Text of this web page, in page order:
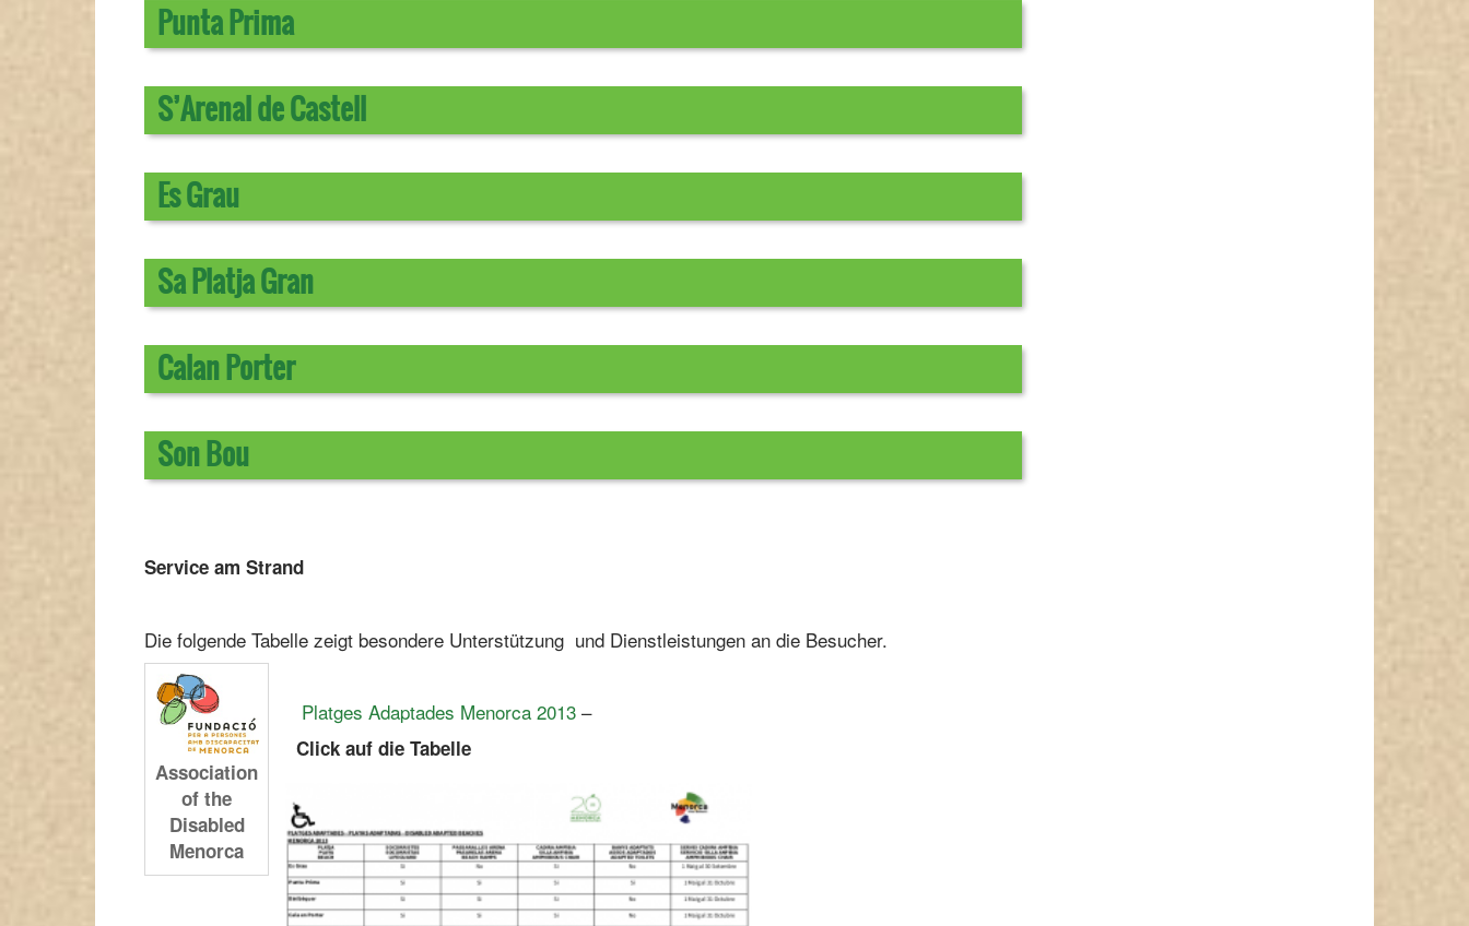
Punta Prima
S’Arenal de Castell
Es Grau
Sa Platja Gran
Calan Porter
Son Bou
Service am Strand
Die folgende Tabelle zeigt besondere Unterstützung und Dienstleistungen an die Besucher.
Association
of the
Disabled
Menorca
Platges Adaptades Menorca 2013 –
Click auf die Tabelle